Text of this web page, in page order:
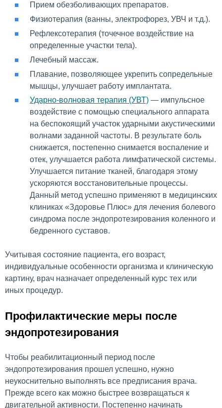
Прием обезболивающих препаратов.
Физиотерапия (ванны, электрофорез, УВЧ и т.д.).
Рефлексотерапия (точечное воздействие на
определенные участки тела).
Лечебный массаж.
Плавание, позволяющее укрепить сопредельные
мышцы, улучшает работу имплантата.
Ударно-волновая терапия (УВТ) — импульсное
воздействие с помощью специального аппарата
на беспокоящий участок ударными акустическими
волнами заданной частоты. В результате боль
снижается, постепенно снимается воспаление и
отек, улучшается работа лимфатической системы.
Улучшается питание тканей, благодаря этому
ускоряются восстановительные процессы.
Данный метод успешно применяют в медицинских
клиниках «Здоровье Плюс» для лечения болевого
синдрома после эндопротезирования коленного и
бедренного суставов.
Учитывая состояние пациента, его возраст,
индивидуальные особенности организма и клиническую
картину, врач назначает определенный курс тех или
иных процедур.
Профилактические меры после
эндопротезирования
Чтобы реабилитационный период после
эндопротезирования прошел успешно, нужно
неукоснительно выполнять все предписания врача.
Прежде всего как можно быстрее возвращаться к
двигательной активности. Постепенно начинать